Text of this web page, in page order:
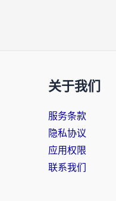
关于我们
服务条款
隐私协议
应用权限
联系我们